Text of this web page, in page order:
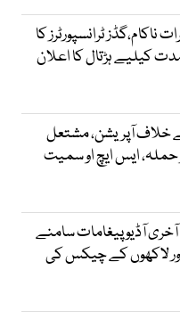
ٹرانسپورٹرز کا
کیلیے ہڑتال کا اعلان
خلاف آپریشن، مشتعل
حملہ، ایس ایچ او سمیت
آڈیو پیغامات سامنے
لاکھوں کے چیکس کی